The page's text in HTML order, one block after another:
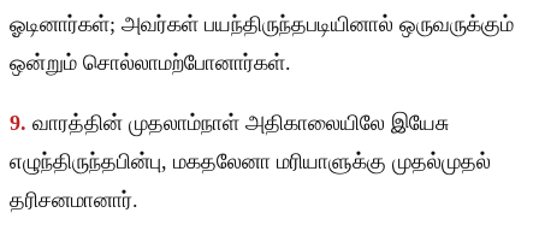
ஓடினார்கள்; அவர்கள் பயந்திருந்தபடியினால் ஒருவருக்கும்
ஒன்றும் சொல்லாமற்போனார்கள்.
9. வாரத்தின் முதலாம்நாள் அதிகாலையிலே இயேசு
எழுந்திருந்தபின்பு, மகதலேனா மரியாளுக்கு முதல்முதல்
தரிசனமானார்.